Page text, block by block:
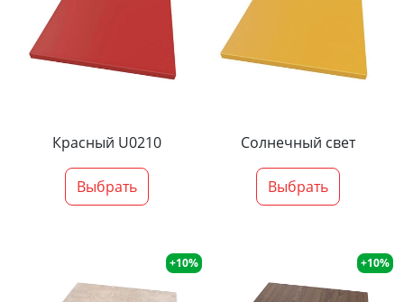
Красный U0210
Выбрать
Солнечный свет
Выбрать
+10% +10%